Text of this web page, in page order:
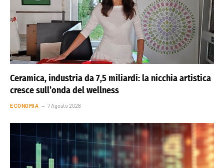
Ceramica, industria da 7,5 miliardi: la nicchia artistica
cresce sull’onda del wellness
ECONOMIA 7 Agosto 2026